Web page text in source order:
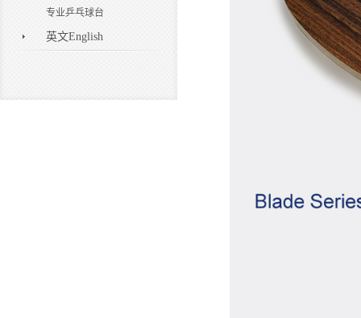
专业乒乓球台
英文English